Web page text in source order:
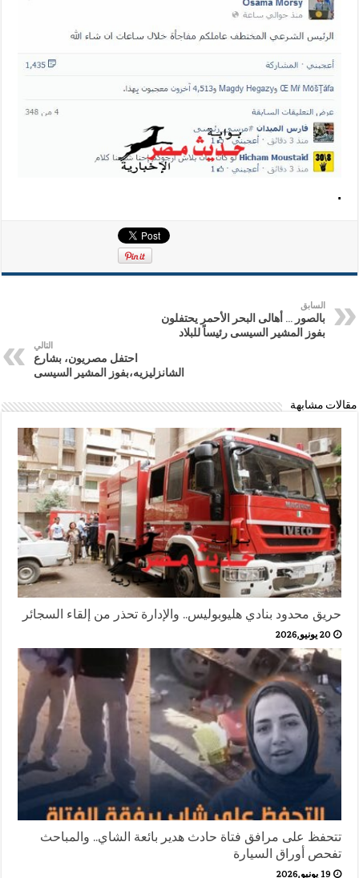
.
السابق
بالصور … أهالى البحر الأحمر يحتفلون
بفوز المشير السيسى رئيساً للبلاد
التالي
احتفل مصريون، بشارع
الشانزليزيه،بفوز المشير السيسى
مقالات مشابهة
حريق محدود بنادي هليوبوليس.. والإدارة تحذر من إلقاء السجائر
20 يونيو,2026
تتحفظ على مرافق فتاة حادث هدير بائعة الشاي.. والمباحث
تفحص أوراق السيارة
19 يونيو,2026